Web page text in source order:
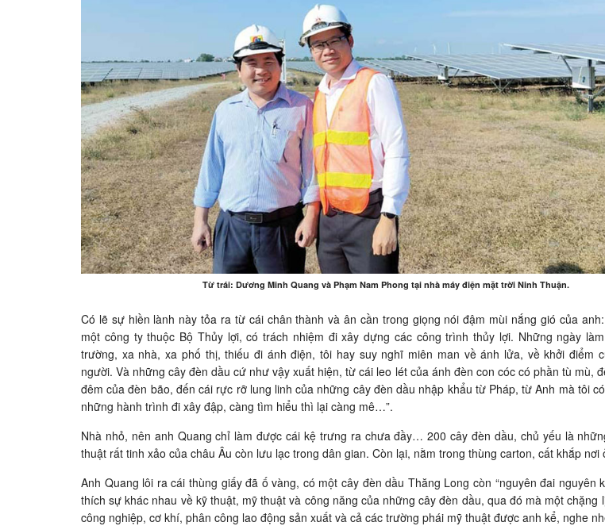
Từ trái: Dương Minh Quang và Phạm Nam Phong tại nhà máy điện mặt trời Ninh Thuận.
Có lẽ sự hiền lành này tỏa ra từ cái chân thành và ân cần trong giọng nói đậm mùi nắng gió của
một công ty thuộc Bộ Thủy lợi, có trách nhiệm đi xây dựng các công trình thủy lợi. Những ngày
trường, xa nhà, xa phố thị, thiếu đi ánh điện, tôi hay suy nghĩ miên man về ánh lửa, về khởi điểm
người. Và những cây đèn dầu cứ như vậy xuất hiện, từ cái leo lét của ánh đèn con cóc có phần tù mù,
đêm của đèn bão, đến cái rực rỡ lung linh của những cây đèn dầu nhập khẩu từ Pháp, từ Anh mà tôi
những hành trình đi xây đập, càng tìm hiểu thì lại càng mê…”.
Nhà nhỏ, nên anh Quang chỉ làm được cái kệ trưng ra chưa đầy… 200 cây đèn dầu, chủ yếu là
thuật rất tinh xảo của châu Âu còn lưu lạc trong dân gian. Còn lại, nằm trong thùng carton, cất khắp nơi
Anh Quang lôi ra cái thùng giấy đã ố vàng, có một cây đèn dầu Thăng Long còn “nguyên đai nguyên
thích sự khác nhau về kỹ thuật, mỹ thuật và công năng của những cây đèn dầu, qua đó mà một chặng
công nghiệp, cơ khí, phân công lao động sản xuất và cả các trường phái mỹ thuật được anh kể, nghe